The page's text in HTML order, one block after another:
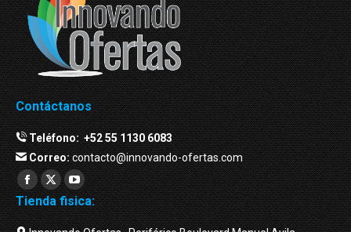
Contáctanos
Teléfono:+52 55 1130 6083
Correo:contacto@innovando-ofertas.com
Facebook
page
Twitter
page
YouTube
page
Tienda fisica: